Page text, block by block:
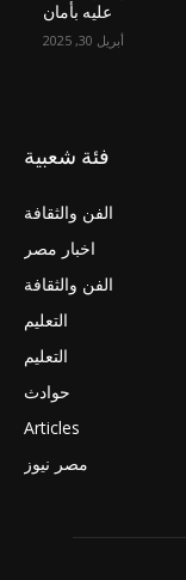
عليه بأمان
أبريل 30, 2025
فئة شعبية
الفن والثقافة
اخبار مصر
الفن والثقافة
التعليم
التعليم
حوادث
Articles
مصر نيوز